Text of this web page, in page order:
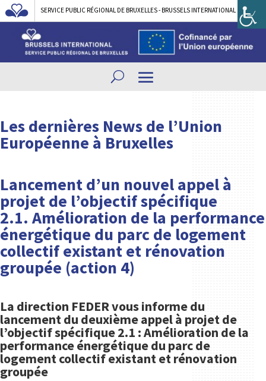
SERVICE PUBLIC RÉGIONAL DE BRUXELLES - BRUSSELS INTERNATIONAL
Les dernières News de l’Union
Européenne à Bruxelles
Lancement d’un nouvel appel à
projet de l’objectif spécifique
2.1. Amélioration de la performance
énergétique du parc de logement
collectif existant et rénovation
groupée (action 4)
La direction FEDER vous informe du
lancement du deuxième appel à projet de
l’objectif spécifique 2.1 :Amélioration de la
performance énergétique du parc de
logement collectif existant et rénovation
groupée